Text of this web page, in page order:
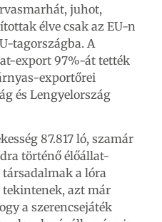
juhot,
élve csak az EU-n
tagországba. A
export 97%-át tették
exportőrei
és Lengyelország
87.817 ló, szamár
történő élőállat-
a lóra
azt már
a szerencsejáték